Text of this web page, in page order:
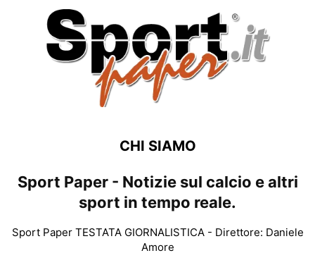
CHI SIAMO
Sport Paper - Notizie sul calcio e altri
sport in tempo reale.
Sport Paper TESTATA GIORNALISTICA - Direttore: Daniele
Amore